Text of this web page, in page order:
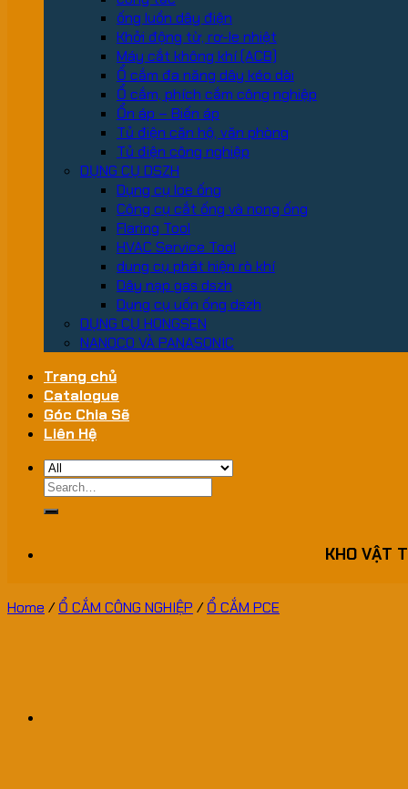
ống luồn dây điện
Khởi động từ, rơ-le nhiệt
Máy cắt không khí (ACB)
Ổ cắm đa năng dây kéo dài
Ổ cắm, phích cắm công nghiệp
Ổn áp – Biến áp
Tủ điện căn hộ, văn phòng
Tủ điện công nghiệp
DỤNG CỤ DSZH
Dụng cụ loe ống
Công cụ cắt ống và nong ống
Flaring Tool
HVAC Service Tool
dung cụ phát hiện rò khí
Dây nạp gas dszh
Dụng cụ uốn ống dszh
DỤNG CỤ HONGSEN
NANOCO VÀ PANASONIC
Trang chủ
Catalogue
Góc Chia Sẽ
Liên Hệ
Search
for:
KHO VẬT
Home / Ổ CẮM CÔNG NGHIỆP / Ổ CẮM PCE